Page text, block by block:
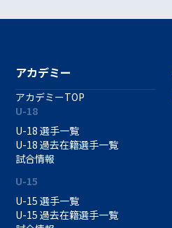
アカデミー
アカデミーTOP
U-18
U-18 選手一覧
U-18 過去在籍選手一覧
試合情報
U-15
U-15 選手一覧
U-15 過去在籍選手一覧